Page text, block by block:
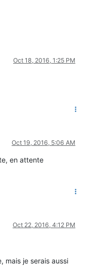
Oct 18, 2016, 1:25 PM
Oct 19, 2016, 5:06 AM
en attente
Oct 22, 2016, 4:12 PM
mais je serais aussi